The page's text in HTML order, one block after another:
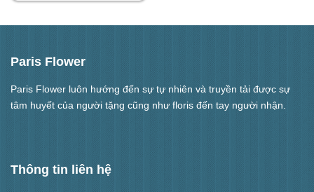
Paris Flower
Paris Flower luôn hướng đến sự tự nhiên và truyền tải được sự
tâm huyết của người tặng cũng như floris đến tay người nhận.
Thông tin liên hệ